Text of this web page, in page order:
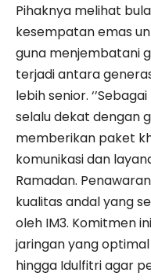
Pihaknya melihat
kesempatan emas
guna menjembatani
terjadi antara
lebih senior.
selalu dekat dengan
memberikan paket
komunikasi dan
Ramadan.
kualitas andal yang
oleh IM3. Komitmen
jaringan yang
hingga Idulfitri agar